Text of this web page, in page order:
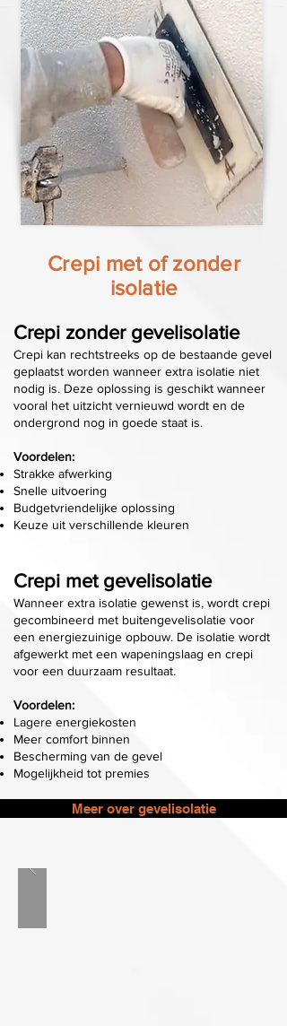
Crepi met of zonder
isolatie
Crepi zonder gevelisolatie
Crepi kan rechtstreeks op de bestaande gevel
geplaatst worden wanneer extra isolatie niet
nodig is. Deze oplossing is geschikt wanneer
vooral het uitzicht vernieuwd wordt en de
ondergrond nog in goede staat is.
Voordelen:
Strakke afwerking
Snelle uitvoering
Budgetvriendelijke oplossing
Keuze uit verschillende kleuren
Crepi met gevelisolatie
Wanneer extra isolatie gewenst is, wordt crepi
gecombineerd met buitengevelisolatie voor
een energiezuinige opbouw. De isolatie wordt
afgewerkt met een wapeningslaag en crepi
voor een duurzaam resultaat.
Voordelen:
Lagere energiekosten
Meer comfort binnen
Bescherming van de gevel
Mogelijkheid tot premies
Meer over gevelisolatie